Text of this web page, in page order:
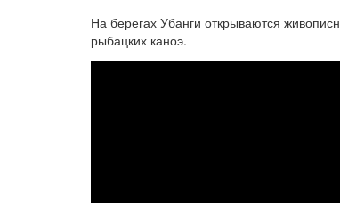
На берегах Убанги открываются
рыбацких каноэ.